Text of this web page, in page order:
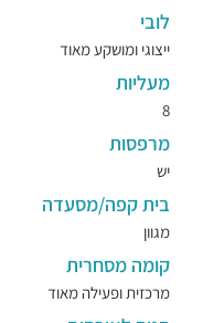
לובי
ייצוגי ומושקע מאוד
מעליות
8
מרפסות
יש
בית קפה/מסעדה
מגוון
קומה מסחרית
מרכזית ופעילה מאוד